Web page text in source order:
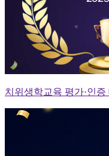
치위생학교육 평가·인